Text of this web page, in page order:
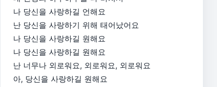
나 당신을 사랑하길 언해요
난 당신을 사랑하기 위해 태어났어요
나 당신을 사랑하길 원해요
나 당신을 사랑하길 원해요
난 너무나 외로워요, 외로워요, 외로워요
아, 당신을 사랑하길 원해요